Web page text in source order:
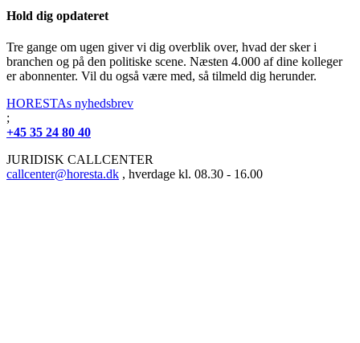
Hold dig opdateret
Tre gange om ugen giver vi dig overblik over, hvad der sker i
branchen og på den politiske scene. Næsten 4.000 af dine kolleger
er abonnenter. Vil du også være med, så tilmeld dig herunder.
HORESTAs nyhedsbrev
;
+45 35 24 80 40
JURIDISK CALLCENTER
callcenter@horesta.dk , hverdage kl. 08.30 - 16.00